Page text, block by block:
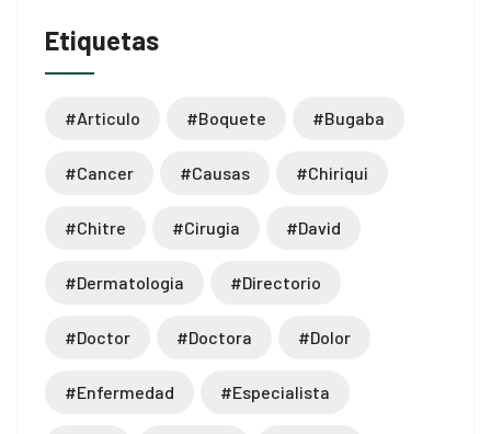
Etiquetas
#articulo #boquete #bugaba
#cancer #causas #chiriqui
#chitre #cirugia #david
#dermatologia #directorio
#doctor #doctora #dolor
#enfermedad #especialista